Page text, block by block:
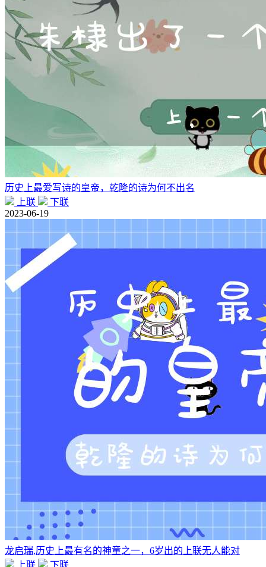
历史上最爱写诗的皇帝，乾隆的诗为何不出名
上联
下联
2023-06-19
龙启瑞,历史上最有名的神童之一，6岁出的上联无人能对
上联
下联